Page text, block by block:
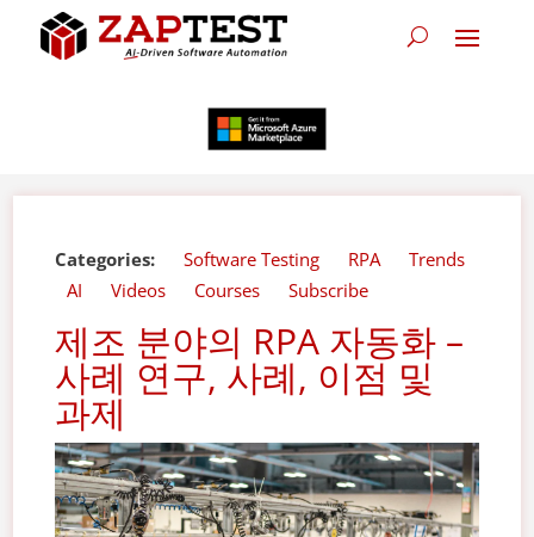
Categories: Software Testing RPA
Trends
AI
Videos Courses Subscribe
제조 분야의 RPA 자동화 –
사례 연구, 사례, 이점 및
과제